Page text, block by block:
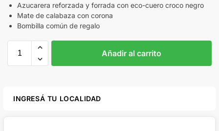
Azucarera reforzada y forrada con eco-cuero croco negro
Mate de calabaza con corona
Bombilla común de regalo
Añadir al carrito
INGRESÁ TU LOCALIDAD